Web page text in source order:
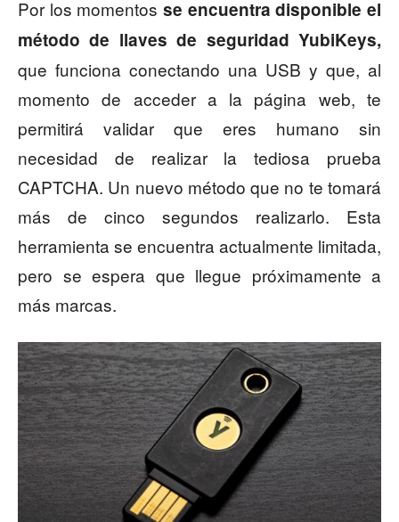
Por los momentos se encuentra disponible el
método de llaves de seguridad YubiKeys,
que funciona conectando una USB y que, al
momento de acceder a la página web, te
permitirá validar que eres humano sin
necesidad de realizar la tediosa prueba
CAPTCHA. Un nuevo método que no te tomará
más de cinco segundos realizarlo. Esta
herramienta se encuentra actualmente limitada,
pero se espera que llegue próximamente a
más marcas.